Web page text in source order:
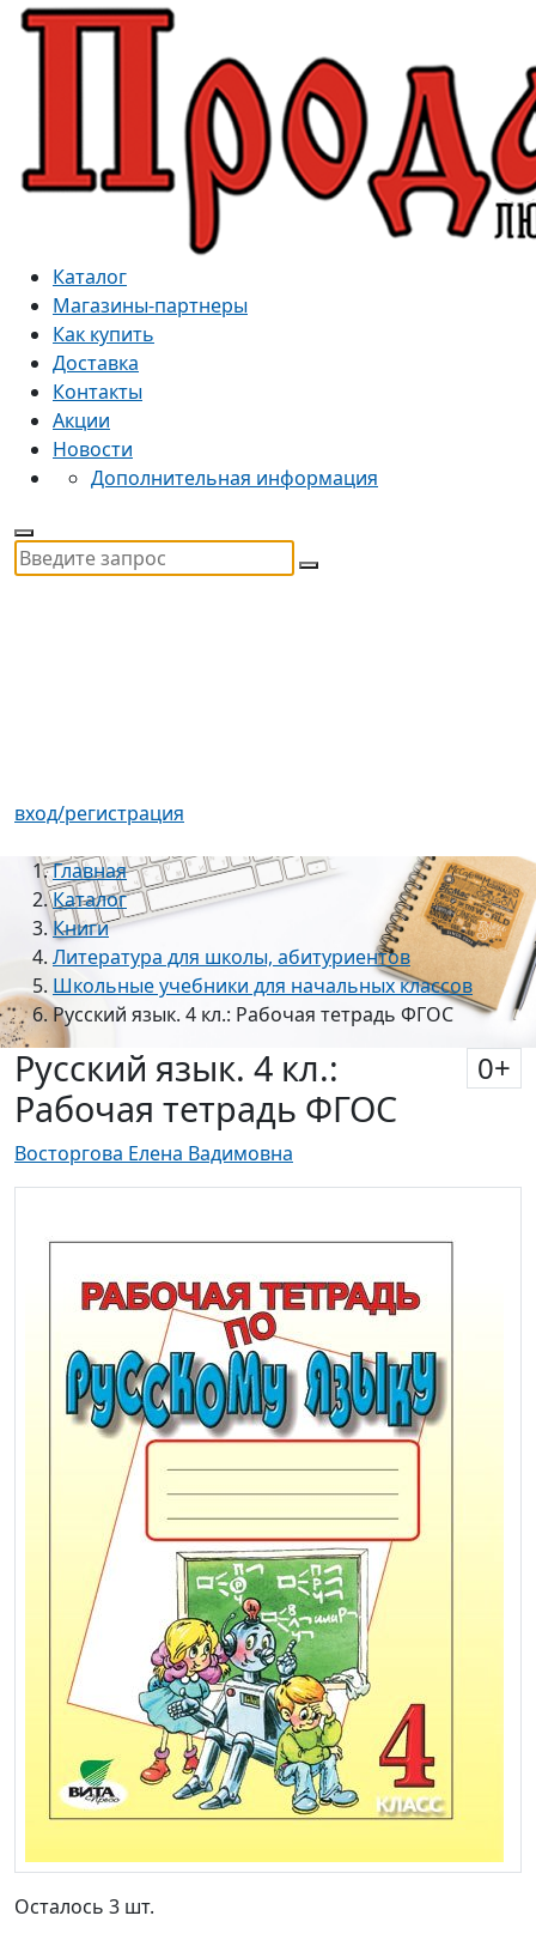
Каталог
Магазины-партнеры
Как купить
Доставка
Контакты
Акции
Новости
Дополнительная информация
вход/регистрация
Главная
Каталог
Книги
Литература для школы, абитуриентов
Школьные учебники для начальных классов
Русский язык. 4 кл.: Рабочая тетрадь ФГОС
Русский язык. 4 кл.:
Рабочая тетрадь ФГОС
0+
Восторгова Елена Вадимовна
Осталось 3 шт.